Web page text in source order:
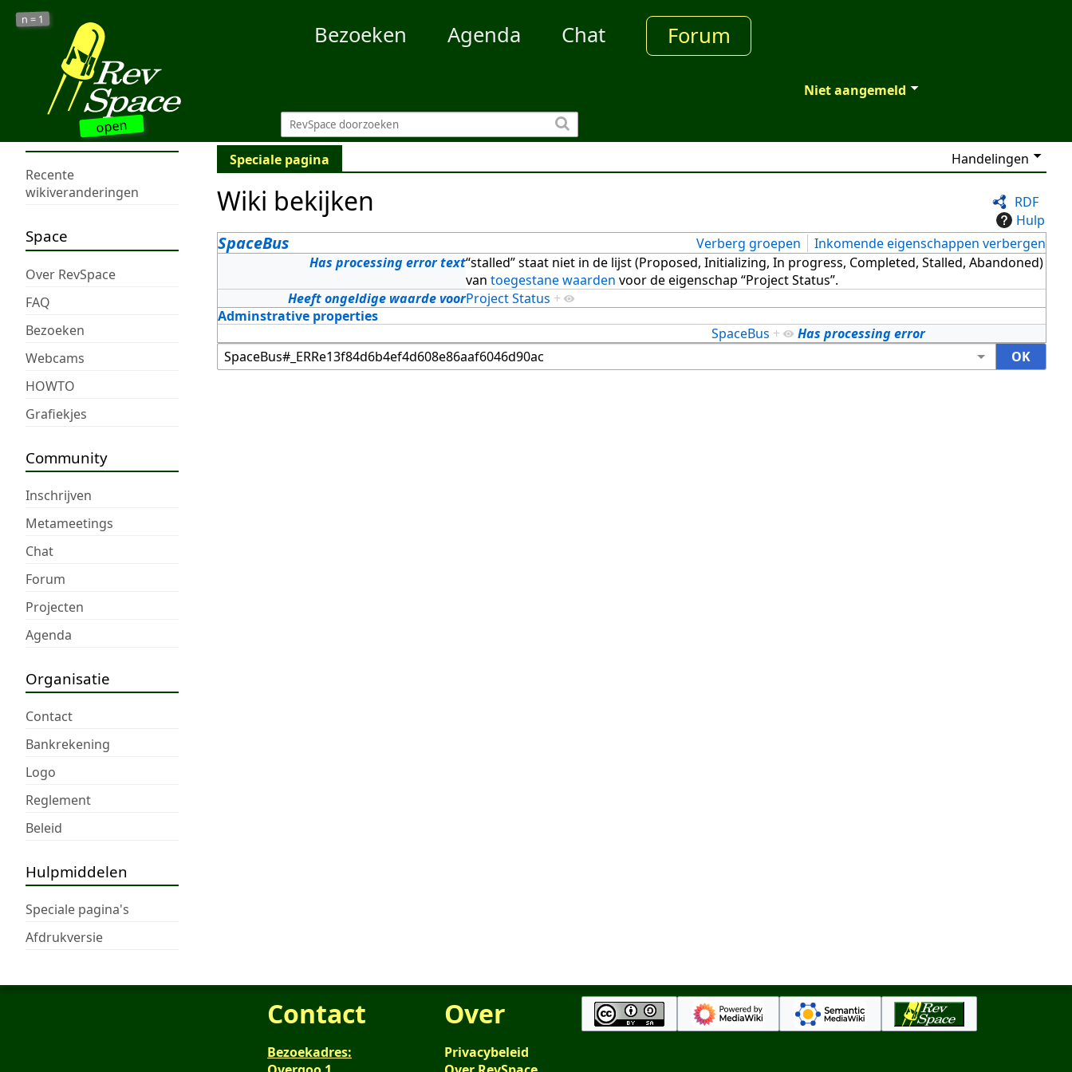
open
n = 1
Bezoeken Agenda Chat Forum
Niet aangemeld
Recente
wikiveranderingen
Space
Over RevSpace
FAQ
Bezoeken
Webcams
HOWTO
Grafiekjes
Community
Inschrijven
Metameetings
Chat
Forum
Projecten
Agenda
Organisatie
Contact
Bankrekening
Logo
Reglement
Beleid
Hulpmiddelen
Speciale pagina's
Afdrukversie
Speciale pagina Handelingen
RDF
Hulp
Wiki bekijken
SpaceBus Verberg groepen
Inkomende eigenschappen verbergen
Has processing error text“stalled” staat niet in de lijst (Proposed, Initializing, In progress, Completed, Stalled, Abandoned)
vantoegestane waarden voor de eigenschap “Project Status”.
Heeft ongeldige waarde voorProject Status +
Adminstrative properties
Has processing error
SpaceBus +
Contact
Bezoekadres:
Over
Privacybeleid